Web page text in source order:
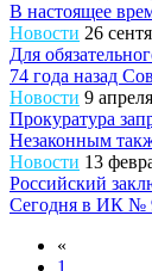
В настоящее
Новости 26
Для
74 года назад
Новости 9
Прокуратура
Незаконным
Новости 13
Российский
Сегодня в ИК №
«